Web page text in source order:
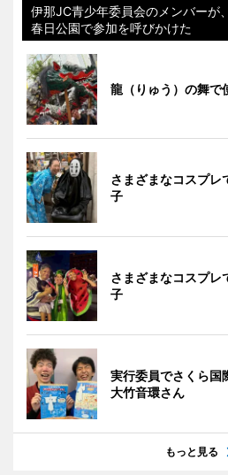
伊那JC青少年委員会のメンバーが
春日公園で参加を呼びかけた
龍（りゅう）の舞で
さまざまなコスプレ
子
さまざまなコスプレ
子
実行委員でさくら国
大竹音環さん
もっと見る